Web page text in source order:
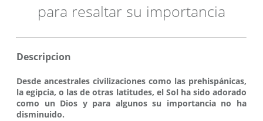
para resaltar su importancia
Descripcion
Desde ancestrales civilizaciones como las prehispánicas,
la egipcia, o las de otras latitudes, el Sol ha sido adorado
como un Dios y para algunos su importancia no ha
disminuido.